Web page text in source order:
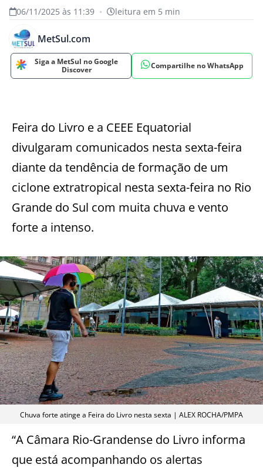
06/11/2025 às 11:39 • leitura em 5 min
MetSul.com
Siga a MetSul no Google
Discover
Compartilhe no WhatsApp
Feira do Livro e a CEEE Equatorial
divulgaram comunicados nesta sexta-feira
diante da tendência de formação de um
ciclone extratropical nesta sexta-feira no Rio
Grande do Sul com muita chuva e vento
forte a intenso.
Chuva forte atinge a Feira do Livro nesta sexta | ALEX ROCHA/PMPA
“A Câmara Rio-Grandense do Livro informa
que está acompanhando os alertas